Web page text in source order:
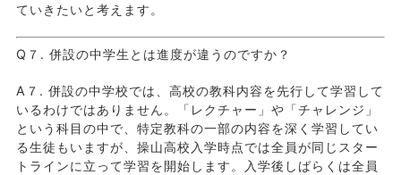
ていきたいと考えます。
Q７. 併設の中学生とは進度が違うのですか？
A７. 併設の中学校では、高校の教科内容を先行して学習して
いるわけではありません。「レクチャー」や「チャレンジ」
という科目の中で、特定教科の一部の内容を深く学習してい
る生徒もいますが、操山高校入学時点では全員が同じスター
トラインに立って学習を開始します。入学後しばらくは全員